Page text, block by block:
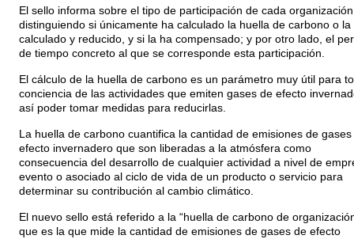
El sello informa sobre el tipo de participación de cada
distinguiendo si únicamente ha calculado la huella de carbono o la
calculado y reducido, y si la ha compensado; y por otro lado, el
de tiempo concreto al que se corresponde esta participación.
El cálculo de la huella de carbono es un parámetro muy útil para
conciencia de las actividades que emiten gases de efecto
así poder tomar medidas para reducirlas.
La huella de carbono cuantifica la cantidad de emisiones de gases
efecto invernadero que son liberadas a la atmósfera como
consecuencia del desarrollo de cualquier actividad a nivel de
evento o asociado al ciclo de vida de un producto o servicio para
determinar su contribución al cambio climático.
El nuevo sello está referido a la “huella de carbono de
que es la que mide la cantidad de emisiones de gases de efecto